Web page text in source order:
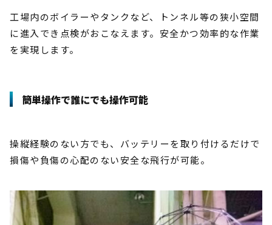
工場内のボイラーやタンクなど、トンネル等の狭小空間
に進入でき点検がおこなえます。安全かつ効率的な作業
を実現します。
簡単操作で誰にでも操作可能
操縦経験のない方でも、バッテリーを取り付けるだけで
損傷や負傷の心配のない安全な飛行が可能。